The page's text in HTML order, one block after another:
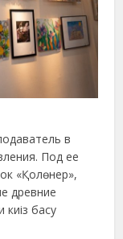
в
Под ее
«Қолөнер»,
древние
басу